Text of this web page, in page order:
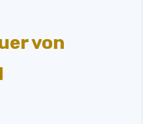
von